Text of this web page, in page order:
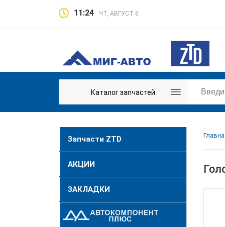
11:24 ЧТ, АВГУСТ 6
Каталог запчастей
Запчасти ZTD
АКЦИИ
ЗАКЛАДКИ